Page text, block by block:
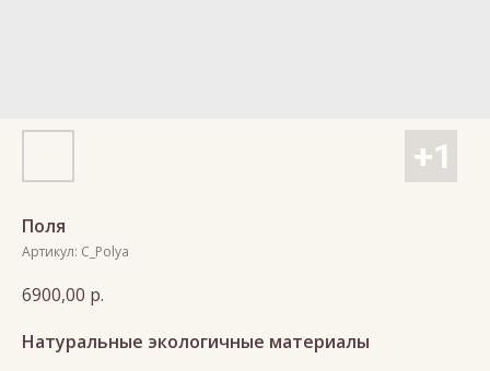
Поля
Артикул: C_Polya
6900,00 р.
Натуральные экологичные материалы